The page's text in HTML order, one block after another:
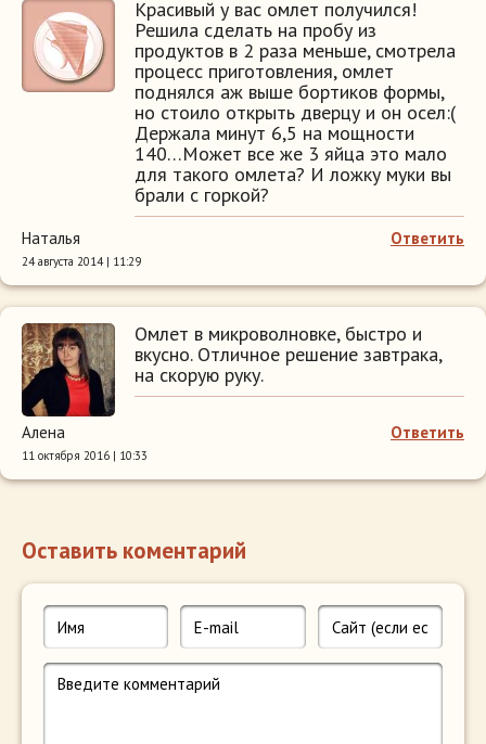
Красивый у вас омлет получился!
Решила сделать на пробу из
продуктов в 2 раза меньше, смотрела
процесс приготовления, омлет
поднялся аж выше бортиков формы,
но стоило открыть дверцу и он осел:(
Держала минут 6,5 на мощности
140…Может все же 3 яйца это мало
для такого омлета? И ложку муки вы
брали с горкой?
Ответить
Наталья
24 августа 2014 | 11:29
Омлет в микроволновке, быстро и
вкусно. Отличное решение завтрака,
на скорую руку.
Ответить
Алена
11 октября 2016 | 10:33
Оставить коментарий